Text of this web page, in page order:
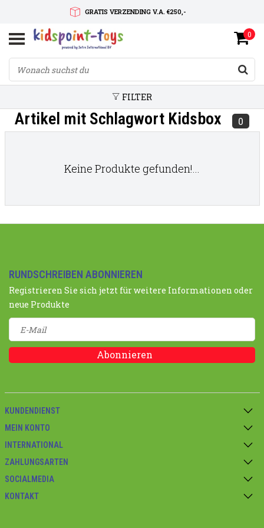
GRATIS VERZENDING V.A. €250,-
SNELLE LEVERTIJD
SERVICE OP MAAT
0
FILTER
Artikel mit Schlagwort Kidsbox 0
Keine Produkte gefunden!...
RUNDSCHREIBEN ABONNIEREN
Registrieren Sie sich jetzt für weitere Informationen oder
neue Produkte
Abonnieren
KUNDENDIENST
MEIN KONTO
INTERNATIONAL
ZAHLUNGSARTEN
SOCIALMEDIA
KONTAKT